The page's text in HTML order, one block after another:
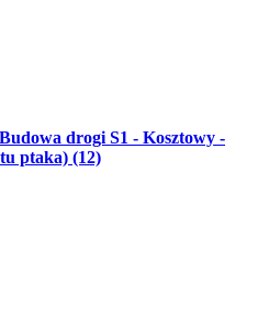
Budowa drogi S1 - Kosztowy -
ptaka) (12)